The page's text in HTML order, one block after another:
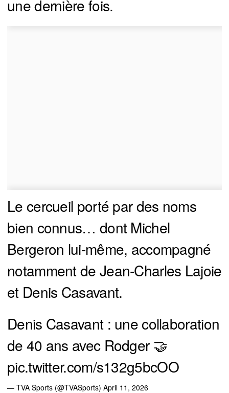
une dernière fois.
Le cercueil porté par des noms
bien connus… dont Michel
Bergeron lui-même, accompagné
notamment de Jean-Charles Lajoie
et Denis Casavant.
Denis Casavant : une collaboration
de 40 ans avec Rodger 🤝
pic.twitter.com/s132g5bcOO
— TVA Sports (@TVASports) April 11, 2026